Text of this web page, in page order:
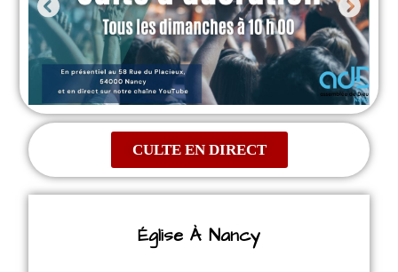
CULTE EN DIRECT
Église À Nancy